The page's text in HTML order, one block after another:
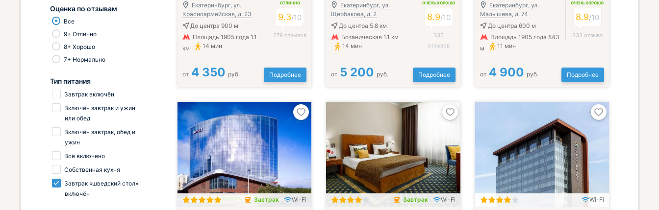
Екатеринбург, ул.
Красноармейская, д. 23
До центра 900 м
Площадь 1905 года 1.1
км
14 мин
ОТЛИЧНО
9.3/10
279 отзывов
от 4 350 руб. Подробнее
Екатеринбург, ул.
Щербакова, д. 2
До центра 5.8 км
Ботаническая 1.1 км
14 мин
ОЧЕНЬ ХОРОШО
8.9/10
335
отзывов
от 5 200 руб. Подробнее
Екатеринбург, ул.
Малышева, д. 74
До центра 600 м
Площадь 1905 года 843
м
11 мин
ОЧЕНЬ ХОРОШО
8.9/10
333 отзыва
от 4 900 руб. Подробнее
Завтрак Wi-Fi Завтрак Wi-Fi Wi-Fi
Оценка по отзывам
Все
9+ Отлично
8+ Хорошо
7+ Нормально
Тип питания
Завтрак включён
Включён завтрак и ужин
или обед
Включён завтрак, обед и
ужин
Всё включено
Собственная кухня
Завтрак «шведский стол»
включён